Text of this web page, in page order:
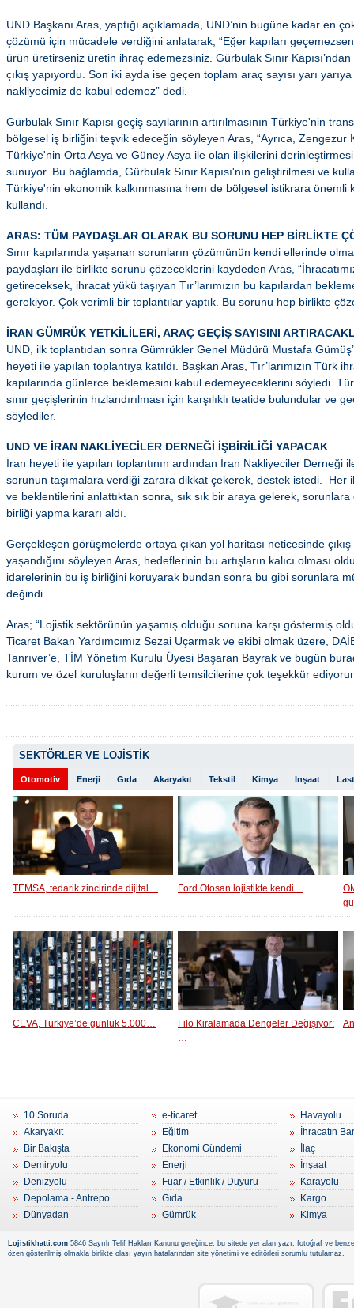
UND Başkanı Aras, yaptığı açıklamada, UND’nin bugüne kadar en
çözümü için mücadele verdiğini anlatarak, “Eğer kapıları
ürün üretirseniz üretin ihraç edemezsiniz. Gürbulak Sınır
çıkış yapıyordu. Son iki ayda ise geçen toplam araç sayısı yarı
nakliyecimiz de kabul edemez” dedi.
Gürbulak Sınır Kapısı geçiş sayılarının artırılmasının Türkiye'nin
bölgesel iş birliğini teşvik edeceğin söyleyen Aras, “Ayrıca,
Türkiye'nin Orta Asya ve Güney Asya ile olan ilişkilerini
sunuyor. Bu bağlamda, Gürbulak Sınır Kapısı'nın geliştirilmesi ve
Türkiye'nin ekonomik kalkınmasına hem de bölgesel istikrara önemli
kullandı.
ARAS: TÜM PAYDAŞLAR OLARAK BU SORUNU HEP BİRLİKTE
Sınır kapılarında yaşanan sorunların çözümünün kendi ellerinde
paydaşları ile birlikte sorunu çözeceklerini kaydeden Aras,
getireceksek, ihracat yükü taşıyan Tır’larımızın bu kapılardan
gerekiyor. Çok verimli bir toplantılar yaptık. Bu sorunu hep birlikte
İRAN GÜMRÜK YETKİLİLERİ, ARAÇ GEÇİŞ SAYISINI
UND, ilk toplantıdan sonra Gümrükler Genel Müdürü Mustafa
heyeti ile yapılan toplantıya katıldı. Başkan Aras, Tır’larımızın Türk
kapılarında günlerce beklemesini kabul edemeyeceklerini söyledi.
sınır geçişlerinin hızlandırılması için karşılıklı teatide bulundular ve
söylediler.
UND VE İRAN NAKLİYECİLER DERNEĞİ İŞBİRİLİĞİ YAPACAK
İran heyeti ile yapılan toplantının ardından İran Nakliyeciler Derneği
sorunun taşımalara verdiği zarara dikkat çekerek, destek istedi. Her
ve beklentilerini anlattıktan sonra, sık sık bir araya gelerek,
birliği yapma kararı aldı.
Gerçekleşen görüşmelerde ortaya çıkan yol haritası neticesinde
yaşandığını söyleyen Aras, hedeflerinin bu artışların kalıcı olması
idarelerinin bu iş birliğini koruyarak bundan sonra bu gibi sorunlara
değindi.
Aras; “Lojistik sektörünün yaşamış olduğu soruna karşı göstermiş
Ticaret Bakan Yardımcımız Sezai Uçarmak ve ekibi olmak üzere,
Tanrıver’e, TİM Yönetim Kurulu Üyesi Başaran Bayrak ve bugün
kurum ve özel kuruluşların değerli temsilcilerine çok teşekkür
SEKTÖRLER VE LOJİSTİK
Otomotiv Enerji Gıda Akaryakıt Tekstil Kimya İnşaat
TEMSA, tedarik zincirinde dijital… Ford Otosan lojistikte kendi…
CEVA, Türkiye’de günlük 5.000…
Filo Kiralamada Dengeler Değişiyor:
…
10 Soruda
Akaryakıt
Bir Bakışta
Demiryolu
Denizyolu
Depolama - Antrepo
Dünyadan
e-ticaret
Eğitim
Ekonomi Gündemi
Enerji
Fuar / Etkinlik / Duyuru
Gıda
Gümrük
Havayolu
İhracatın
İlaç
İnşaat
Karayolu
Kargo
Kimya
Lojistikhatti.com 5846 Sayıılı Telif Hakları Kanunu gereğince, bu sitede yer alan yazı, fotoğraf ve
özen gösterilmiş olmakla birlikte olası yayın hatalarından site yönetimi ve editörleri sorumlu tutulamaz.